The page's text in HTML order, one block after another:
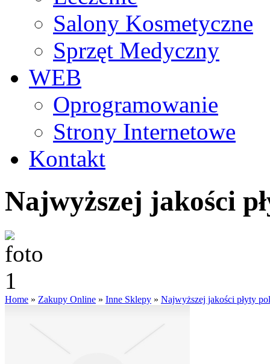
Salony Kosmetyczne
Sprzęt Medyczny
WEB
Oprogramowanie
Strony Internetowe
Kontakt
Najwyższej jakości
Home » Zakupy Online » Inne Sklepy » Najwyższej jakości płyty